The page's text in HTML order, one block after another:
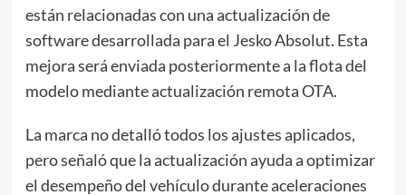
están relacionadas con una actualización de
software desarrollada para el Jesko Absolut. Esta
mejora será enviada posteriormente a la flota del
modelo mediante actualización remota OTA.
La marca no detalló todos los ajustes aplicados,
pero señaló que la actualización ayuda a optimizar
el desempeño del vehículo durante aceleraciones